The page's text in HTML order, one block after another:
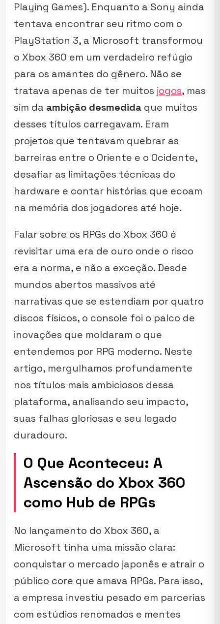
Playing Games). Enquanto a Sony ainda
tentava encontrar seu ritmo com o
PlayStation 3, a Microsoft transformou
o Xbox 360 em um verdadeiro refúgio
para os amantes do gênero. Não se
tratava apenas de ter muitos jogos, mas
sim da ambição desmedida que muitos
desses títulos carregavam. Eram
projetos que tentavam quebrar as
barreiras entre o Oriente e o Ocidente,
desafiar as limitações técnicas do
hardware e contar histórias que ecoam
na memória dos jogadores até hoje.
Falar sobre os RPGs do Xbox 360 é
revisitar uma era de ouro onde o risco
era a norma, e não a exceção. Desde
mundos abertos massivos até
narrativas que se estendiam por quatro
discos físicos, o console foi o palco de
inovações que moldaram o que
entendemos por RPG moderno. Neste
artigo, mergulhamos profundamente
nos títulos mais ambiciosos dessa
plataforma, analisando seu impacto,
suas falhas gloriosas e seu legado
duradouro.
O Que Aconteceu: A
Ascensão do Xbox 360
como Hub de RPGs
No lançamento do Xbox 360, a
Microsoft tinha uma missão clara:
conquistar o mercado japonês e atrair o
público core que amava RPGs. Para isso,
a empresa investiu pesado em parcerias
com estúdios renomados e mentes